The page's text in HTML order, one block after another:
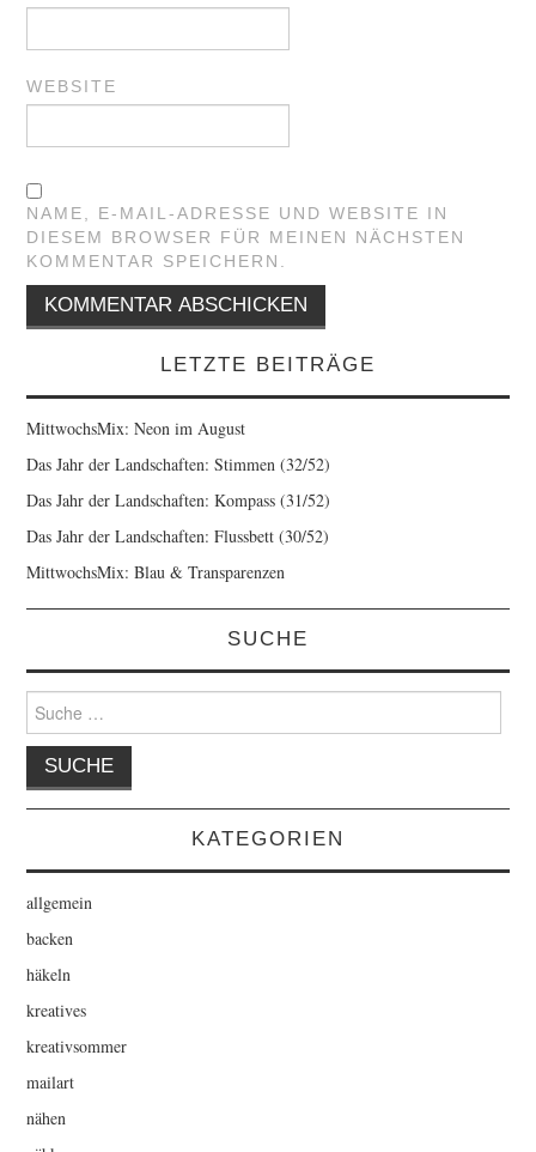
WEBSITE
NAME, E-MAIL-ADRESSE UND WEBSITE IN
DIESEM BROWSER FÜR MEINEN NÄCHSTEN
KOMMENTAR SPEICHERN.
LETZTE BEITRÄGE
MittwochsMix: Neon im August
Das Jahr der Landschaften: Stimmen (32/52)
Das Jahr der Landschaften: Kompass (31/52)
Das Jahr der Landschaften: Flussbett (30/52)
MittwochsMix: Blau & Transparenzen
SUCHE
nach:
KATEGORIEN
allgemein
backen
häkeln
kreatives
kreativsommer
mailart
nähen